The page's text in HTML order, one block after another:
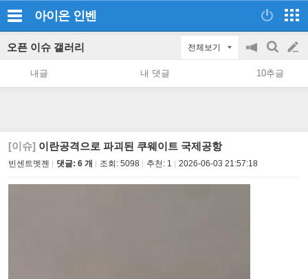
아이온 인벤
오픈 이슈 갤러리 전체보기
공
지
on/off
검
색
글
쓰
내글 내 댓글 10추글
[이슈] 이란공격으로 파괴된 쿠웨이트 국제공항
빈센트멧젠 댓글: 6 개 조회: 5098 추천: 1 2026-06-03 21:57:18